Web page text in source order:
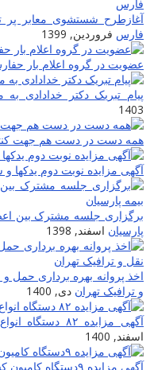
شستشوی معابر پر
فروردین, 1399
در گروه اعلام بار
تبریک دکتر خدادادی به
دست در دست هم جهت
مزایده نوبت دوم یدکها و
جلسه مشترک بین
اسفند, 1398
پروانه بهره برداری حمل
ترافیک تهران دی, 1400
مزایده ۸۲ دستگاه انواع تریلر، بغلدار فلزی، کفی و سمی تریلر
1400
مزایده ۹دستگاه کامیون کشنده اسکانیا ۱۱۳ مدل ۱۹۹۱